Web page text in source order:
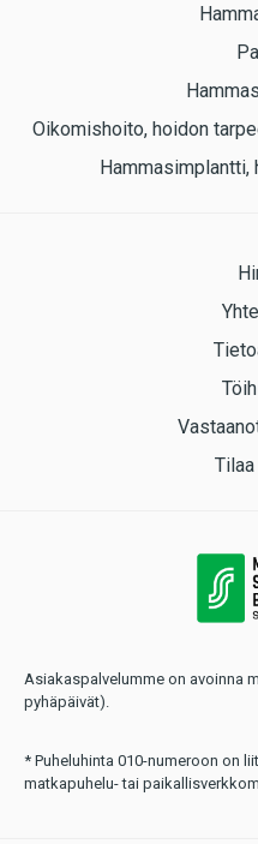
Oikomishoito, hoidon
Hammasimplantti,
Asiakaspalvelumme on avoinna
pyhäpäivät).
* Puheluhinta 010-numeroon on
matkapuhelu- tai